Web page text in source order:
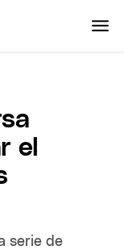
el
serie de